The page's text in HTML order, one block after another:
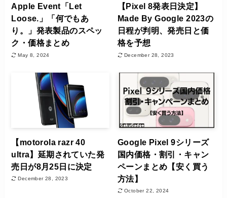
Apple Event「Let
Loose.」「何でもあ
り。」発表製品のスペッ
ク・価格まとめ
May 8, 2024
【Pixel 8発表日決定】
Made By Google 2023の
日程が判明、発売日と価
格を予想
December 28, 2023
【motorola razr 40
ultra】延期されていた発
売日が8月25日に決定
December 28, 2023
Google Pixel 9シリーズ
国内価格・割引・キャン
ペーンまとめ【安く買う
方法】
October 22, 2024